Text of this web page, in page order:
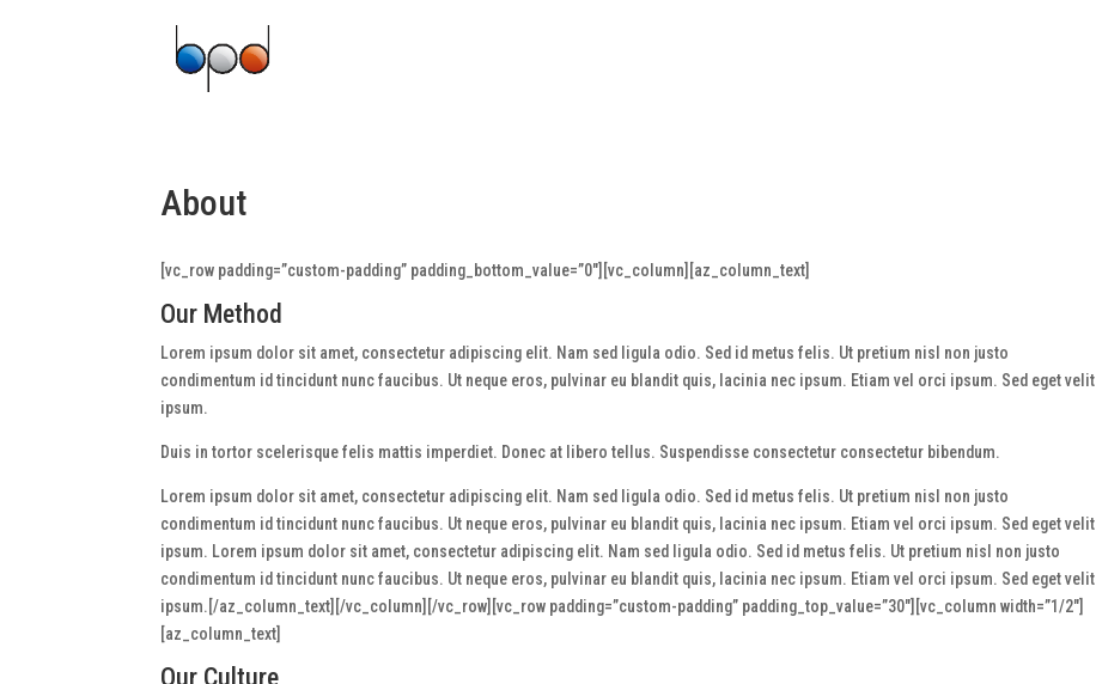
About
[vc_row padding=”custom-padding” padding_bottom_value=”0″][vc_column][az_column_text]
Our Method
Lorem ipsum dolor sit amet, consectetur adipiscing elit. Nam sed ligula odio. Sed id metus felis. Ut pretium nisl non justo
condimentum id tincidunt nunc faucibus. Ut neque eros, pulvinar eu blandit quis, lacinia nec ipsum. Etiam vel orci ipsum. Sed eget velit
ipsum.
Duis in tortor scelerisque felis mattis imperdiet. Donec at libero tellus. Suspendisse consectetur consectetur bibendum.
Lorem ipsum dolor sit amet, consectetur adipiscing elit. Nam sed ligula odio. Sed id metus felis. Ut pretium nisl non justo
condimentum id tincidunt nunc faucibus. Ut neque eros, pulvinar eu blandit quis, lacinia nec ipsum. Etiam vel orci ipsum. Sed eget velit
ipsum. Lorem ipsum dolor sit amet, consectetur adipiscing elit. Nam sed ligula odio. Sed id metus felis. Ut pretium nisl non justo
condimentum id tincidunt nunc faucibus. Ut neque eros, pulvinar eu blandit quis, lacinia nec ipsum. Etiam vel orci ipsum. Sed eget velit
ipsum.[/az_column_text][/vc_column][/vc_row][vc_row padding=”custom-padding” padding_top_value=”30″][vc_column width=”1/2″]
[az_column_text]
Our Culture